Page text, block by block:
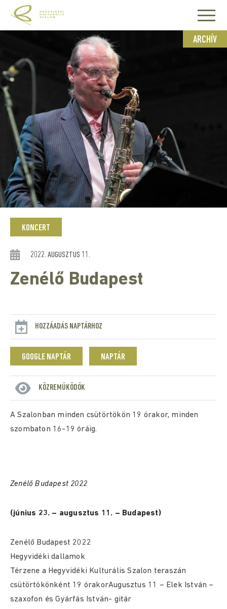
ARCHÍV
KONCERT
2022. AUGUSZTUS 11.
Zenélő Budapest
HOZZÁADÁS NAPTÁRHOZ
GOOGLE NAPTÁR NAPTÁR
KÖZREMŰKÖDŐK
A Szalonban minden csütörtökön 19 órakor, minden
szombaton 16-19 óráig.
Zenélő Budapest 2022
(június 23. – augusztus 11. – Budapest)
Zenélő Budapest 2022
Hegyvidéki dallamok
Térzene a Hegyvidéki Kulturális Szalon teraszán
csütörtökönként 19 órakorAugusztus 11 – Elek István –
szaxofon és Gyárfás István- gitár